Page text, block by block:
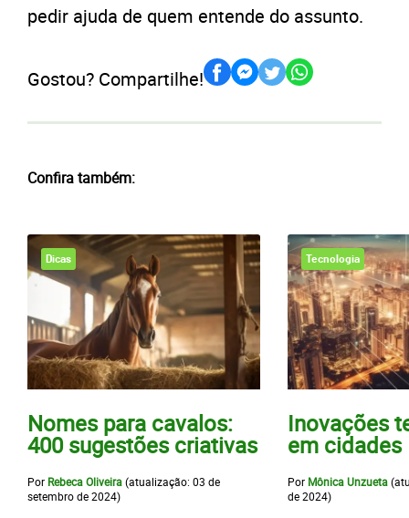
pedir ajuda de quem entende do assunto.
Gostou? Compartilhe!
Confira também:
Dicas
Nomes para cavalos:
400 sugestões criativas
Por Rebeca Oliveira(atualização: 03 de
setembro de 2024)
Tecnologia
Inovações
em cidades
Por Mônica Unzueta
de 2024)